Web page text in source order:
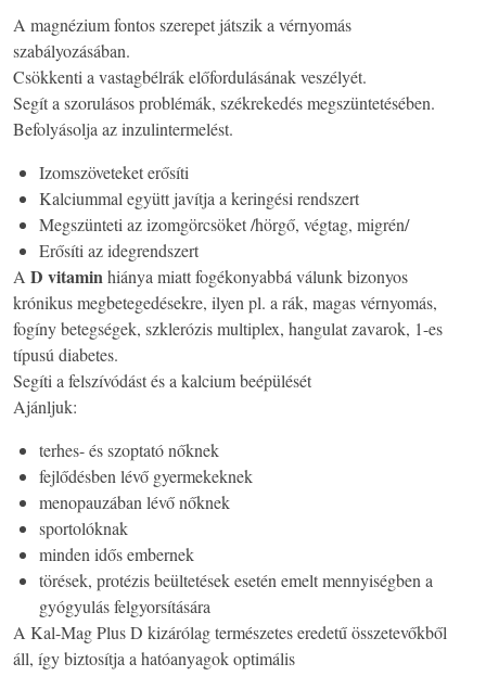
A magnézium fontos szerepet játszik a vérnyomás
szabályozásában.
Csökkenti a vastagbélrák előfordulásának veszélyét.
Segít a szorulásos problémák, székrekedés megszüntetésében.
Befolyásolja az inzulintermelést.
Izomszöveteket erősíti
Kalciummal együtt javítja a keringési rendszert
Megszünteti az izomgörcsöket /hörgő, végtag, migrén/
Erősíti az idegrendszert
A D vitaminhiánya miatt fogékonyabbá válunk bizonyos
krónikus megbetegedésekre, ilyen pl. a rák, magas vérnyomás,
fogíny betegségek, szklerózis multiplex, hangulat zavarok, 1-es
típusú diabetes.
Segíti a felszívódást és a kalcium beépülését
Ajánljuk:
terhes- és szoptató nőknek
fejlődésben lévő gyermekeknek
menopauzában lévő nőknek
sportolóknak
minden idős embernek
törések, protézis beültetések esetén emelt mennyiségben a
gyógyulás felgyorsítására
A Kal-Mag Plus D kizárólag természetes eredetű összetevőkből
áll, így biztosítja a hatóanyagok optimális